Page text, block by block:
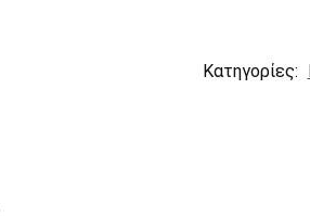
Κατηγορίες: